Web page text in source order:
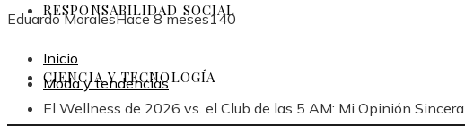
RESPONSABILIDAD SOCIAL
CIENCIA Y TECNOLOGÍA
Eduardo MoralesHace 8 meses140
Inicio
Moda y tendencias
El Wellness de 2026 vs. el Club de las 5 AM: Mi Opinión Sincera